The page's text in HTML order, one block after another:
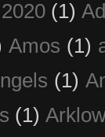
(1)
Amos (1)
(1)
(1)